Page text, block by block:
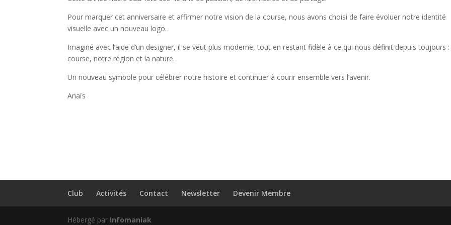
Pour marquer cet anniversaire et affirmer notre vision de la course, nous avons choisi de faire évoluer notre identité
visuelle avec un nouveau logo.
Imaginé avec l’aide d’un designer, il se veut plus moderne, tout en restant fidèle à ce qui nous définit depuis toujours
course, notre région et la nature.
Un nouveau symbole pour célébrer notre histoire et continuer à courir ensemble vers l’avenir.
Anaïs
Club Activités Contact Newsletter Devenir Membre
Hébergé par Infomaniak